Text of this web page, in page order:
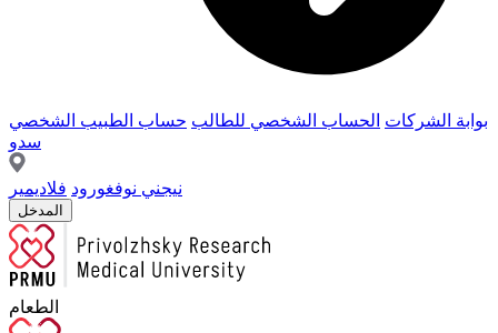
بوابة الشركات الحساب الشخصي للطالب حساب الطبيب الشخصي
سدو
نيجني نوفغورود فلاديمير
المدخل
الطعام